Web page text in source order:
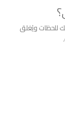
للحظات ويُغلق